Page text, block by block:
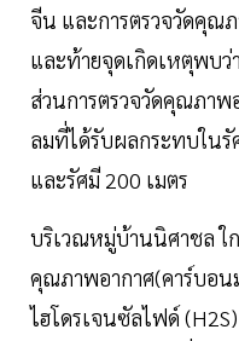
จีน และการตรวจวัดคุณ
และท้ายจุดเกิดเหตุพบ
ส่วนการตรวจวัดคุณภาพ
ลมที่ได้รับผลกระทบในรั
และรัศมี 200 เมตร
บริเวณหมู่บ้านนิศาชล ใ
คุณภาพอากาศ(คาร์บอน
ไฮโดรเจนซัลไฟด์